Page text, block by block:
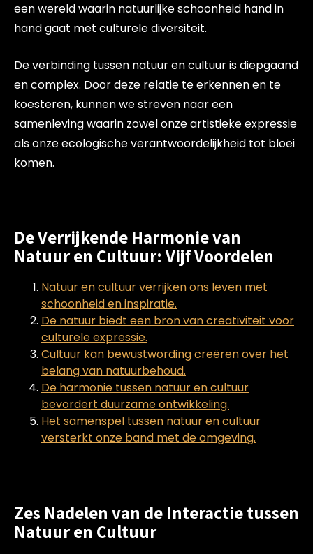
een wereld waarin natuurlijke schoonheid hand in
hand gaat met culturele diversiteit.
De verbinding tussen natuur en cultuur is diepgaand
en complex. Door deze relatie te erkennen en te
koesteren, kunnen we streven naar een
samenleving waarin zowel onze artistieke expressie
als onze ecologische verantwoordelijkheid tot bloei
komen.
De Verrijkende Harmonie van
Natuur en Cultuur: Vijf Voordelen
Natuur en cultuur verrijken ons leven met
schoonheid en inspiratie.
De natuur biedt een bron van creativiteit voor
culturele expressie.
Cultuur kan bewustwording creëren over het
belang van natuurbehoud.
De harmonie tussen natuur en cultuur
bevordert duurzame ontwikkeling.
Het samenspel tussen natuur en cultuur
versterkt onze band met de omgeving.
Zes Nadelen van de Interactie tussen
Natuur en Cultuur